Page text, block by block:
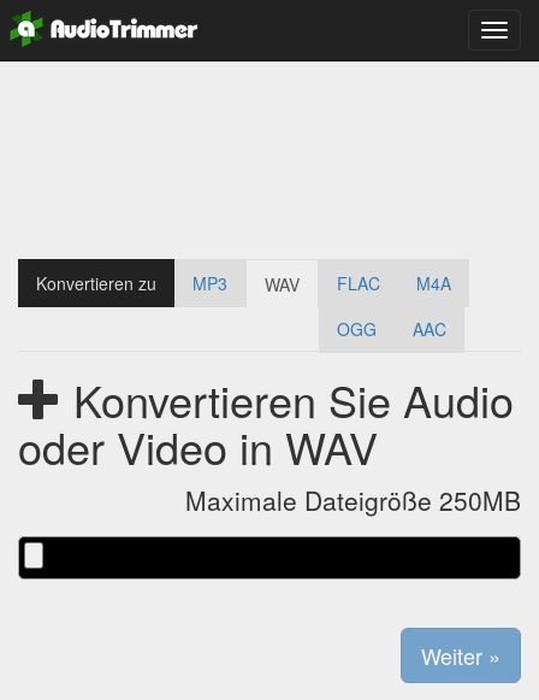
An
Menü
Konvertieren zu MP3 WAV FLAC
M4A
OGG
AAC
Konvertieren Sie Audio
oder Video in WAV
Maximale Dateigröße 250MB